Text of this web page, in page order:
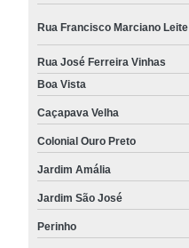
Rua Francisco Marciano Leite
Rua José Ferreira Vinhas
Boa Vista
Caçapava Velha
Colonial Ouro Preto
Jardim Amália
Jardim São José
Perinho